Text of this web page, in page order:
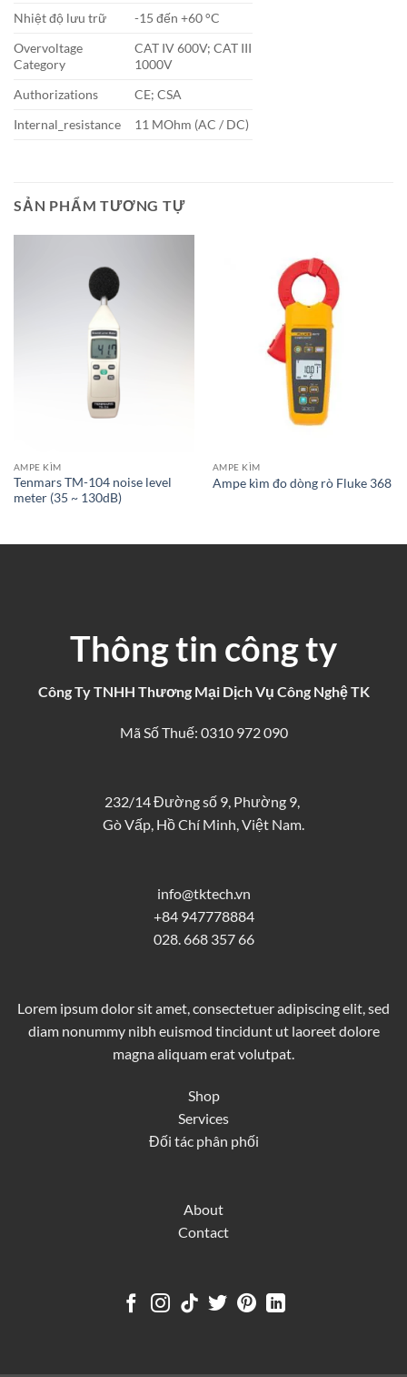
Nhiệt độ lưu trữ
-15 đến +60 °C
Overvoltage
Category
CAT IV 600V; CAT III
1000V
Authorizations
CE; CSA
Internal_resistance
11 MOhm (AC / DC)
SẢN PHẨM TƯƠNG TỰ
AMPE KÌM
Tenmars TM-104 noise level
meter (35 ~ 130dB)
AMPE KÌM
Ampe kìm đo dòng rò Fluke 368
Thông tin công ty
Công Ty TNHH Thương Mại Dịch Vụ Công Nghệ TK
Mã Số Thuế: 0310 972 090
232/14 Đường số 9, Phường 9,
Gò Vấp, Hồ Chí Minh, Việt Nam.
info@tktech.vn
+84 947778884
028. 668 357 66
Lorem ipsum dolor sit amet, consectetuer adipiscing elit, sed
diam nonummy nibh euismod tincidunt ut laoreet dolore
magna aliquam erat volutpat.
Shop
Services
Đối tác phân phối
About
Contact